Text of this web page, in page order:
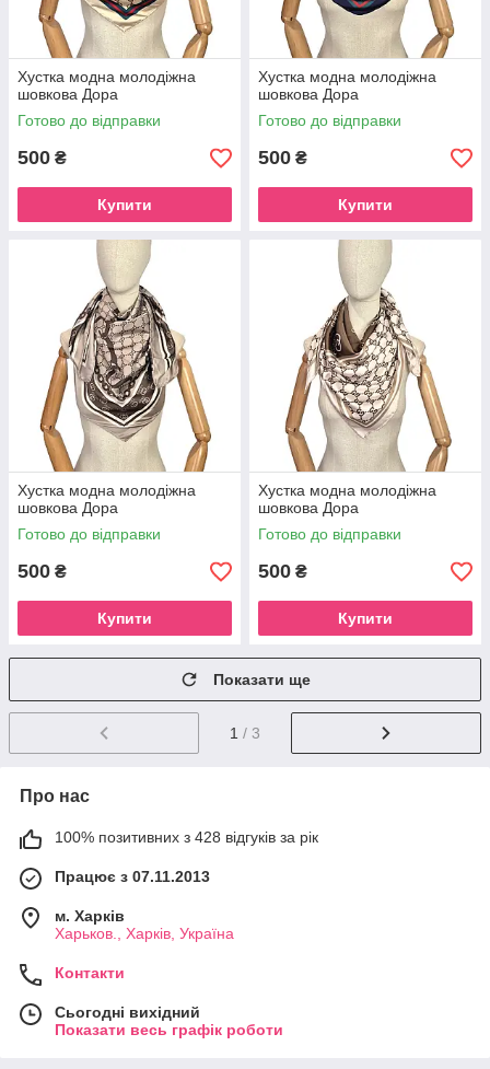
Хустка модна молодіжна
шовкова Дора
Готово до відправки
500 ₴
Купити
Хустка модна молодіжна
шовкова Дора
Готово до відправки
500 ₴
Купити
Хустка модна молодіжна
шовкова Дора
Готово до відправки
500 ₴
Купити
Хустка модна молодіжна
шовкова Дора
Готово до відправки
500 ₴
Купити
Показати ще
1 / 3
Про нас
100% позитивних з 428 відгуків за рік
Працює з 07.11.2013
м. Харків
Харьков., Харків, Україна
Контакти
Сьогодні вихідний
Показати весь графік роботи